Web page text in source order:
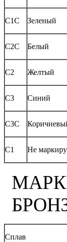
С1С Зеленый
С2С Белый
С2 Желтый
С3 Синий
С3С
С1 Не
Сплав